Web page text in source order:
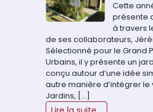
Cette
présente
à travers
de ses collaborateurs,
Sélectionné pour le Grand
Urbains, il y présente un
conçu autour d’une idée
autre manière d’intégrer le
Jardins, […]